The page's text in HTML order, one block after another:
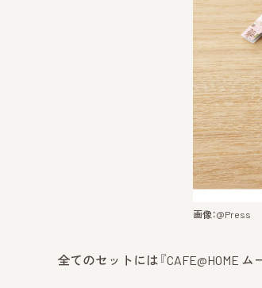
画像：@Press
全てのセットには『CAFE@HOME